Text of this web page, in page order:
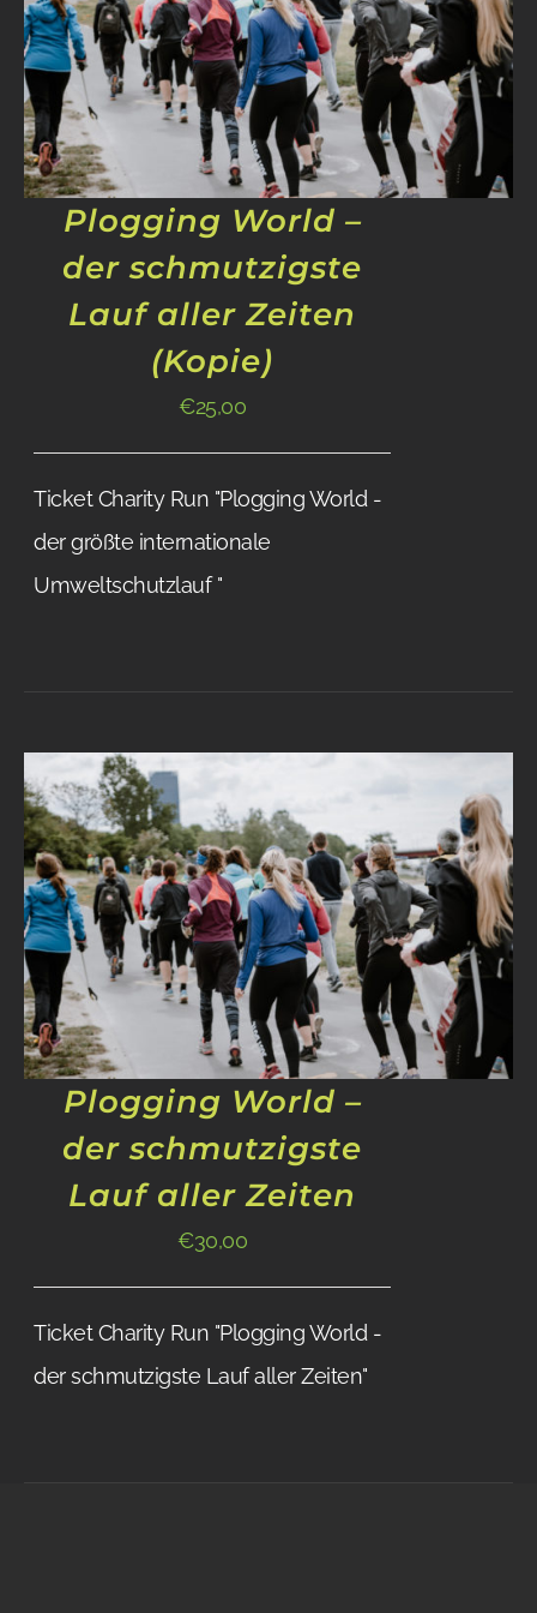
Plogging World –
der schmutzigste
Lauf aller Zeiten
(Kopie)
€25,00
Ticket Charity Run "Plogging World -
der größte internationale
Umweltschutzlauf "
Plogging World –
der schmutzigste
Lauf aller Zeiten
€30,00
Ticket Charity Run "Plogging World -
der schmutzigste Lauf aller Zeiten"